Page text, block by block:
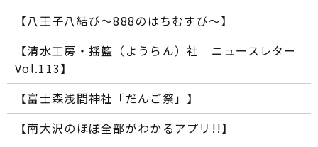
【八王子八結び～888のはちむすび～】
【清水工房・揺籃（ようらん）社 ニュースレター
Vol.113】
【富士森浅間神社「だんご祭」】
【南大沢のほぼ全部がわかるアプリ!!】